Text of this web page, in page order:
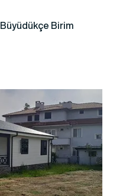
Birim